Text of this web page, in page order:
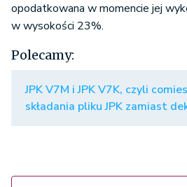
opodatkowana w momencie jej
w wysokości 23%.
Polecamy:
JPK V7M i JPK V7K, czyli
składania pliku JPK zamiast